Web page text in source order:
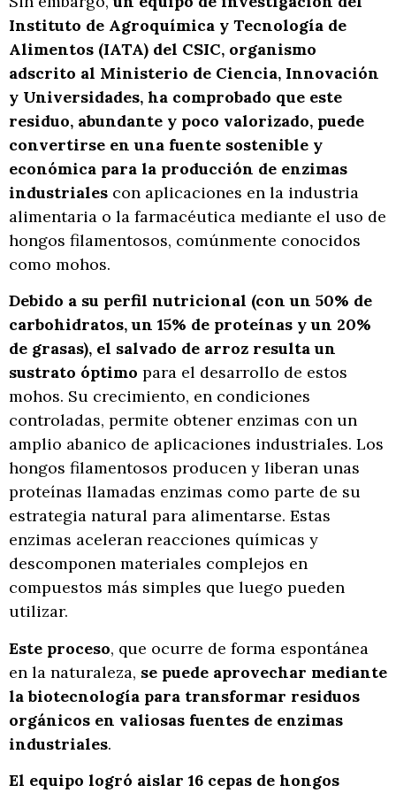
Instituto de Agroquímica y Tecnología de
Alimentos (IATA) del CSIC, organismo
adscrito al Ministerio de Ciencia, Innovación
y Universidades, ha comprobado que este
residuo, abundante y poco valorizado, puede
convertirse en una fuente sostenible y
económica para la producción de enzimas
industriales con aplicaciones en la industria
alimentaria o la farmacéutica mediante el uso de
hongos filamentosos, comúnmente conocidos
como mohos.
Debido a su perfil nutricional (con un 50% de
carbohidratos, un 15% de proteínas y un 20%
de grasas), el salvado de arroz resulta un
sustrato óptimo para el desarrollo de estos
mohos. Su crecimiento, en condiciones
controladas, permite obtener enzimas con un
amplio abanico de aplicaciones industriales. Los
hongos filamentosos producen y liberan unas
proteínas llamadas enzimas como parte de su
estrategia natural para alimentarse. Estas
enzimas aceleran reacciones químicas y
descomponen materiales complejos en
compuestos más simples que luego pueden
utilizar.
Este proceso, que ocurre de forma espontánea
en la naturaleza, se puede aprovechar mediante
la biotecnología para transformar residuos
orgánicos en valiosas fuentes de enzimas
industriales.
El equipo logró aislar 16 cepas de hongos